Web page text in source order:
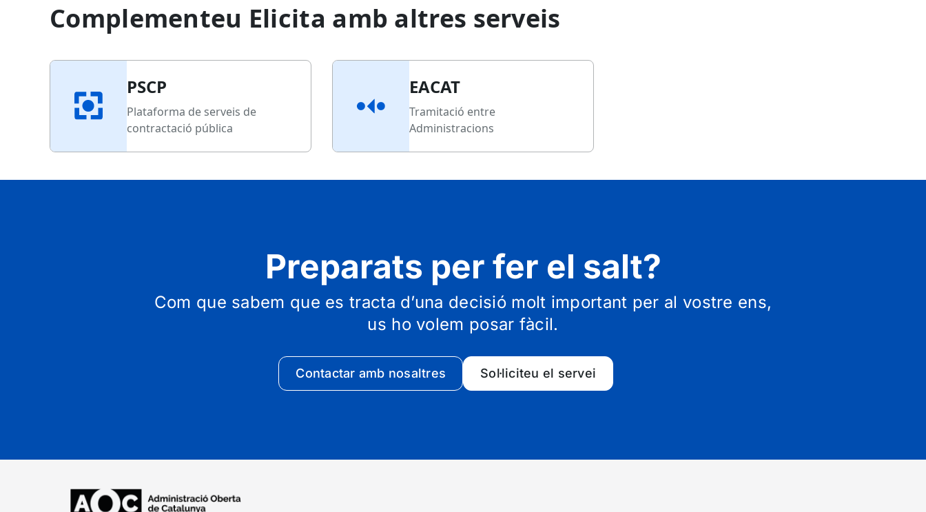
Complementeu Elicita amb altres serveis
PSCP
Plataforma de serveis de
contractació pública
EACAT
Tramitació entre
Administracions
Preparats per fer el salt?
Com que sabem que es tracta d’una decisió molt important per al vostre ens,
us ho volem posar fàcil.
Contactar amb nosaltres Sol·liciteu el servei